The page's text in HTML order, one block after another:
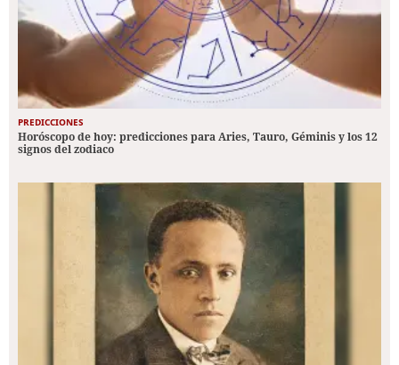
PREDICCIONES
Horóscopo de hoy: predicciones para Aries, Tauro, Géminis y los 12
signos del zodiaco